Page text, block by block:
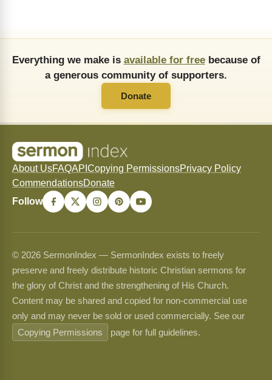
Everything we make is available for freebecause of
a generous community of supporters.
Donate
About UsFAQAPI Copying PermissionsPrivacy Policy
CommendationsDonate
Follow
© 2026 SermonIndex — SermonIndex exists to freely
preserve and freely distribute historic Christian sermons for
the glory of Christ and the strengthening of His Church.
Content may be shared and copied for non-commercial use
only and may never be sold or used commercially. See our
Copying Permissions
page for full guidelines.